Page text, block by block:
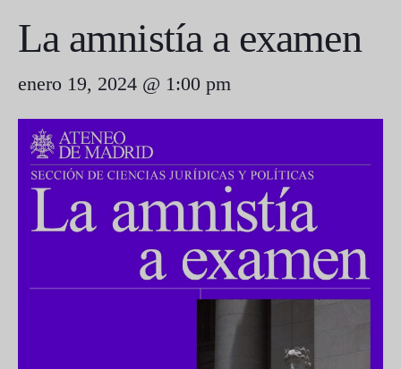
La amnistía a examen
enero 19, 2024 @ 1:00 pm